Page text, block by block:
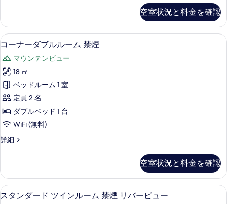
ス
ト
ベ
ッ
ト
の
す
べ
て
写
真
を
ト
ラ
ベ
ッ
ト
詳
細
禁
煙
の
す
べ
て
の
写
真
を
す
る
ダ
ブ
ル
ー
ム
禁
煙
の
詳
細
空室状況と料金を確認
コ
ー
ナ
ー
ダ
ブ
ル
ー
禁
煙
の
高級寝具、デスク、遮光カーテン、
2
コーナーダブルルーム 禁煙
マウンテンビュー
18 ㎡
ベッドルーム 1 室
定員 2 名
ダブルベッド 1 台
WiFi (無料)
詳細
コ
ダ
ブ
ル
空室状況と料金を確認
ス
高級寝具、デスク、遮光カーテン、
2
スタンダード ツインルーム 禁煙 リバービュー